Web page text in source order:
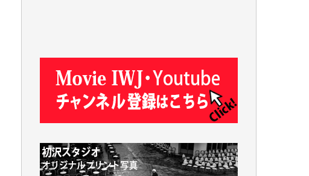
平野智生 様
吉住俊昭 様
塩川 晃平 様
松本益美 様
井出 隆太 様